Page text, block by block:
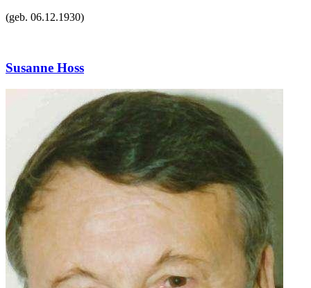
(geb. 06.12.1930)
Susanne Hoss